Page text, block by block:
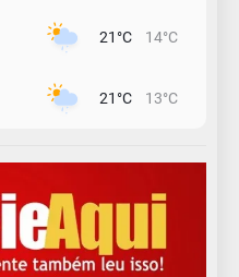
21°C 14°C
21°C 13°C
16°C 13°C